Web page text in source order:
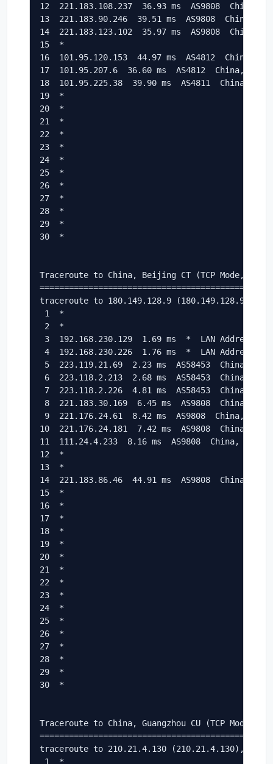
12  221.183.108.237  36.93 ms  AS9808  China,
13  221.183.90.246  39.51 ms  AS9808  China,
14  221.183.123.102  35.97 ms  AS9808  China,
15  *
16  101.95.120.153  44.97 ms  AS4812  China,
17  101.95.207.6  36.60 ms  AS4812  China,
18  101.95.225.38  39.90 ms  AS4811  China,
19  *
20  *
21  *
22  *
23  *
24  *
25  *
26  *
27  *
28  *
29  *
30  *
Traceroute to China, Beijing CT (TCP Mode, Max
traceroute to 180.149.128.9 (180.149.128.9), 30
1  *
2  *
3  192.168.230.129  1.69 ms  *  LAN Address
4  192.168.230.226  1.76 ms  *  LAN Address
5  223.119.21.69  2.23 ms  AS58453  China,
6  223.118.2.213  2.68 ms  AS58453  China,
7  223.118.2.226  4.81 ms  AS58453  China,
8  221.183.30.169  6.45 ms  AS9808  China,
9  221.176.24.61  8.42 ms  AS9808  China,
10  221.176.24.181  7.42 ms  AS9808  China,
11  111.24.4.233  8.16 ms  AS9808  China,
12  *
13  *
14  221.183.86.46  44.91 ms  AS9808  China,
15  *
16  *
17  *
18  *
19  *
20  *
21  *
22  *
23  *
24  *
25  *
26  *
27  *
28  *
29  *
30  *
Traceroute to China, Guangzhou CU (TCP Mode,
traceroute to 210.21.4.130 (210.21.4.130), 30
1  *